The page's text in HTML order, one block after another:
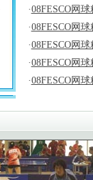
·08FESCO网
·08FESCO网
·08FESCO网
·08FESCO网
·08FESCO网